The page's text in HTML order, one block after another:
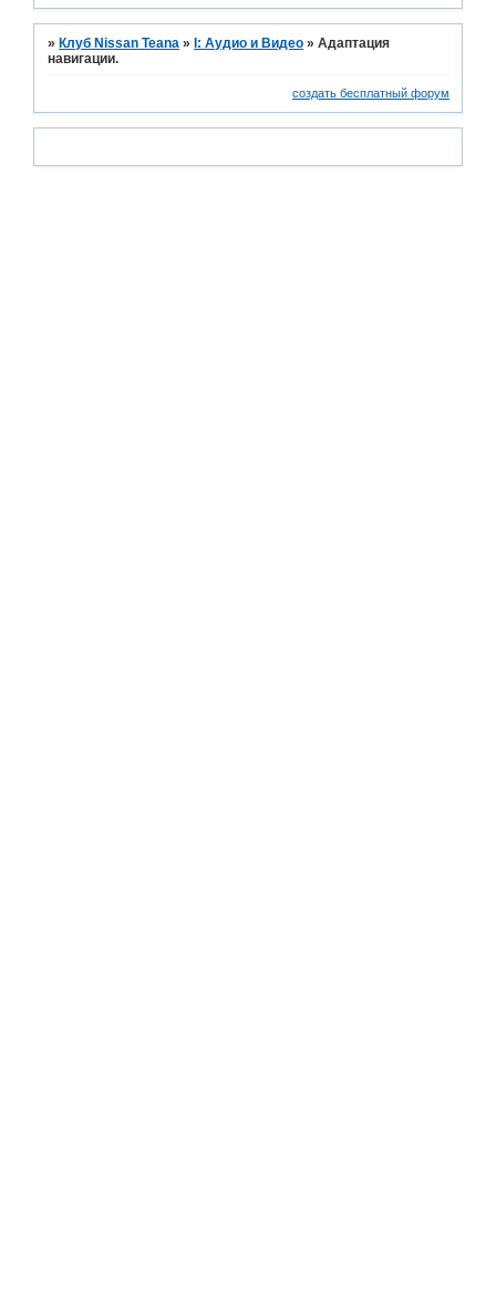
»Клуб Nissan Teana »I: Аудио и Bидео »Адаптация
навигации.
создать бесплатный форум